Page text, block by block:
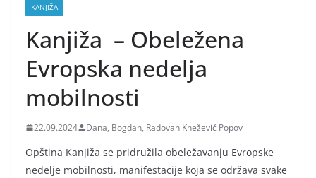
KANJIŽA
Kanjiža – Obeležena
Evropska nedelja
mobilnosti
22.09.2024 Dana, Bogdan, Radovan Knežević Popov
Opština Kanjiža se pridružila obeležavanju Evropske
nedelje mobilnosti, manifestacije koja se održava svake